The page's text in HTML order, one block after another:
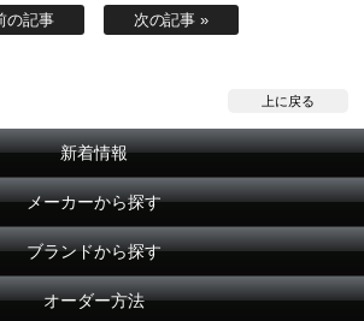
の記事 次の記事 »
上に戻る
新着情報
メーカーから探す
ブランドから探す
オーダー方法